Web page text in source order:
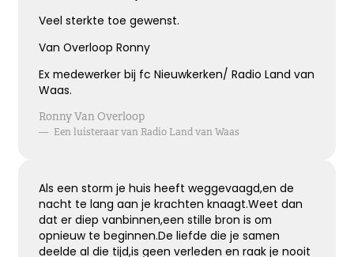
Veel sterkte toe gewenst.
Van Overloop Ronny
Ex medewerker bij fc Nieuwkerken/ Radio Land van
Waas.
Ronny Van Overloop
— Een luisteraar van Radio Land van Waas
Als een storm je huis heeft weggevaagd,en de
nacht te lang aan je krachten knaagt.Weet dan
dat er diep vanbinnen,een stille bron is om
opnieuw te beginnen.De liefde die je samen
deelde al die tijd,is geen verleden en raak je nooit
Dat diegene die zo dierbaar was
Kies dit gedicht
De foto’s, de herinneringen, de liefde in je hart, ze
zullen blijven.
Je draagt ze altijd met je mee.
Veel sterkte ...